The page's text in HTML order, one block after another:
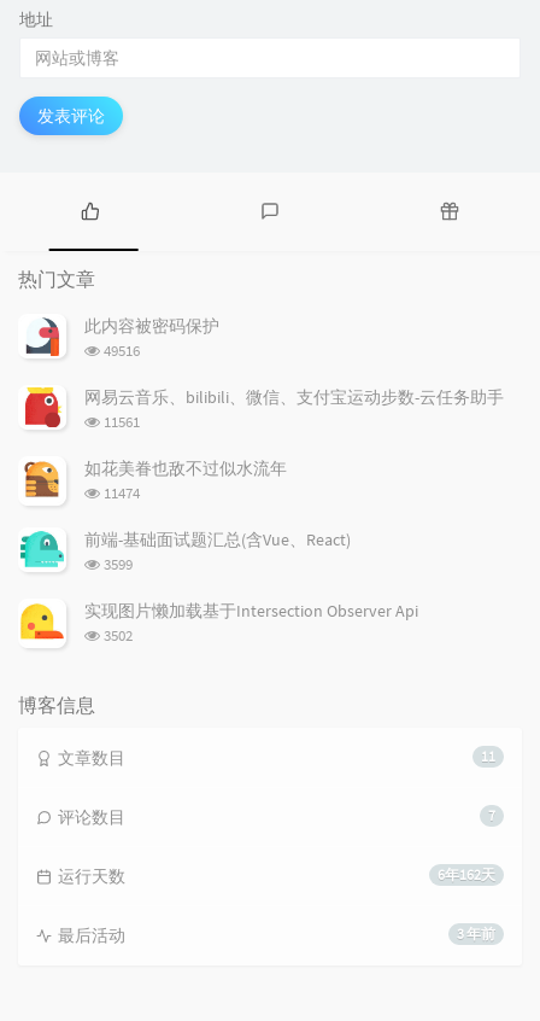
地址
发表评论
热
门
文
章
热门文章
此内容被密码保护
浏
次
数:
49516
网易云音乐、bilibili、微信、支付宝运动步数-云任务助手
浏
次
数:
11561
如花美眷也敌不过似水流年
浏
次
数:
11474
前端-基础面试题汇总(含Vue、React)
浏
次
数:
3599
实现图片懒加载基于Intersection Observer Api
浏
3502
博客信息
11
文章数目
7
评论数目
6年162天
运行天数
3 年前
最后活动